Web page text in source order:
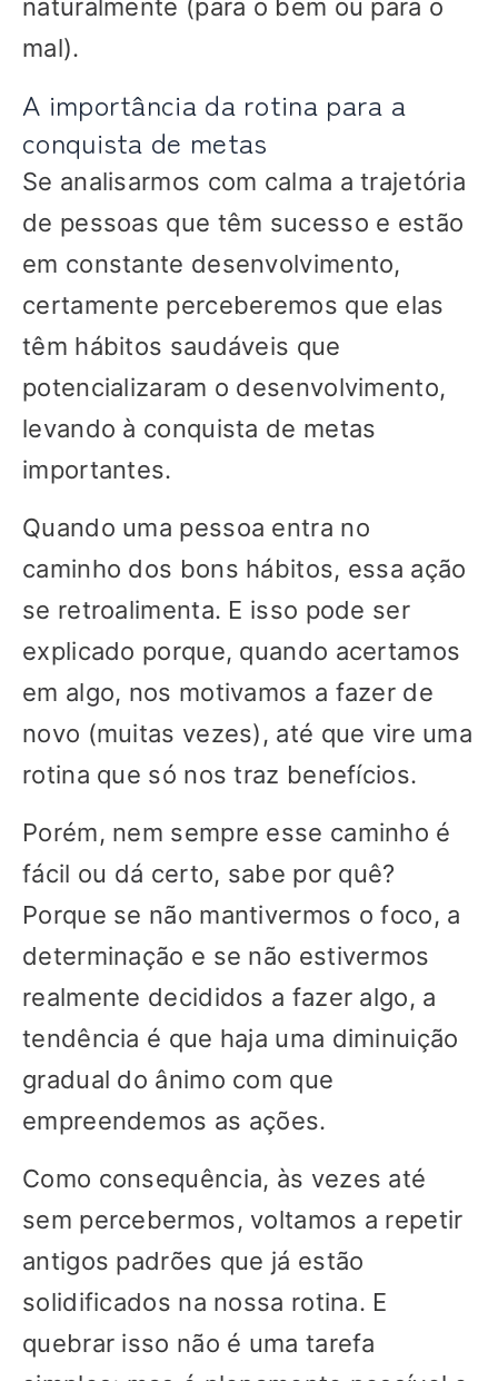
naturalmente (para o bem ou para o
mal).
A importância da rotina para a
conquista de metas
Se analisarmos com calma a trajetória
de pessoas que têm sucesso e estão
em constante desenvolvimento,
certamente perceberemos que elas
têm hábitos saudáveis que
potencializaram o desenvolvimento,
levando à conquista de metas
importantes.
Quando uma pessoa entra no
caminho dos bons hábitos, essa ação
se retroalimenta. E isso pode ser
explicado porque, quando acertamos
em algo, nos motivamos a fazer de
novo (muitas vezes), até que vire uma
rotina que só nos traz benefícios.
Porém, nem sempre esse caminho é
fácil ou dá certo, sabe por quê?
Porque se não mantivermos o foco, a
determinação e se não estivermos
realmente decididos a fazer algo, a
tendência é que haja uma diminuição
gradual do ânimo com que
empreendemos as ações.
Como consequência, às vezes até
sem percebermos, voltamos a repetir
antigos padrões que já estão
solidificados na nossa rotina. E
quebrar isso não é uma tarefa